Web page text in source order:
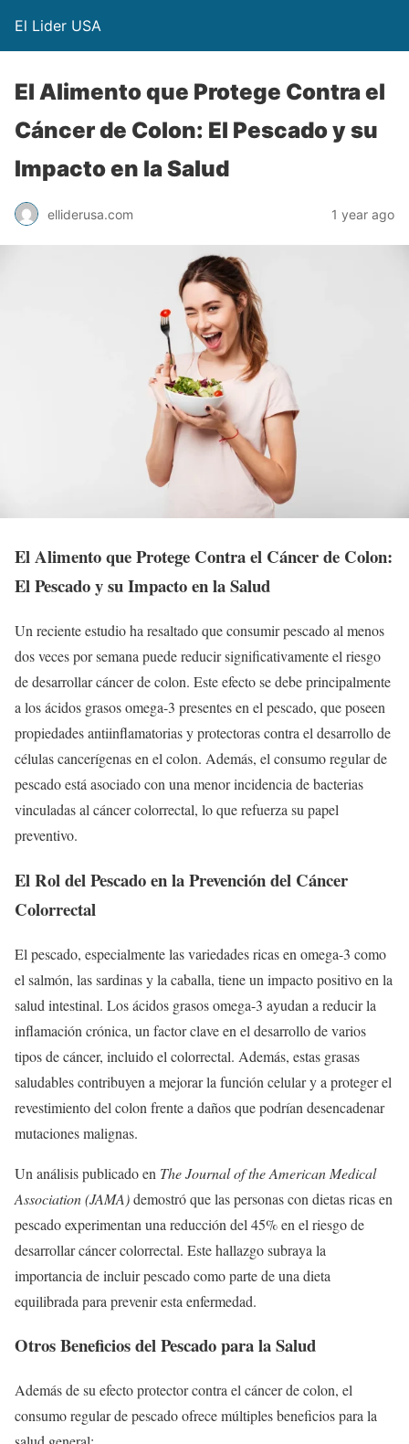
El Lider USA
El Alimento que Protege Contra el
Cáncer de Colon: El Pescado y su
Impacto en la Salud
elliderusa.com 1 year ago
El Alimento que Protege Contra el Cáncer de Colon:
El Pescado y su Impacto en la Salud
Un reciente estudio ha resaltado que consumir pescado al menos
dos veces por semana puede reducir significativamente el riesgo
de desarrollar cáncer de colon. Este efecto se debe principalmente
a los ácidos grasos omega-3 presentes en el pescado, que poseen
propiedades antiinflamatorias y protectoras contra el desarrollo de
células cancerígenas en el colon. Además, el consumo regular de
pescado está asociado con una menor incidencia de bacterias
vinculadas al cáncer colorrectal, lo que refuerza su papel
preventivo.
El Rol del Pescado en la Prevención del Cáncer
Colorrectal
El pescado, especialmente las variedades ricas en omega-3 como
el salmón, las sardinas y la caballa, tiene un impacto positivo en la
salud intestinal. Los ácidos grasos omega-3 ayudan a reducir la
inflamación crónica, un factor clave en el desarrollo de varios
tipos de cáncer, incluido el colorrectal. Además, estas grasas
saludables contribuyen a mejorar la función celular y a proteger el
revestimiento del colon frente a daños que podrían desencadenar
mutaciones malignas.
Un análisis publicado en The Journal of the American Medical
Association (JAMA)demostró que las personas con dietas ricas en
pescado experimentan una reducción del 45% en el riesgo de
desarrollar cáncer colorrectal. Este hallazgo subraya la
importancia de incluir pescado como parte de una dieta
equilibrada para prevenir esta enfermedad.
Otros Beneficios del Pescado para la Salud
Además de su efecto protector contra el cáncer de colon, el
consumo regular de pescado ofrece múltiples beneficios para la